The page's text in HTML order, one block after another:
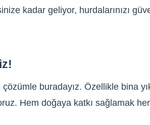
kadar geliyor, hurdalarınızı
buradayız. Özellikle bina
Hem doğaya katkı sağlamak